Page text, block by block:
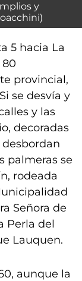
y
5 hacia La
80
provincial,
se desvía y
y las
decoradas
palmeras se
rodeada
Señora de
Perla del
Lauquen.
aunque la